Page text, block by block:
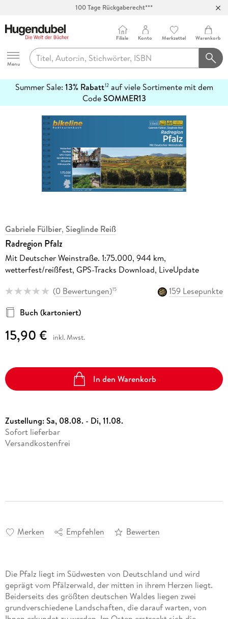
100 Tage Rückgaberecht***
Hugendubel
Menu
Filiale Konto Merkzettel Warenkorb
Summer Sale: 13% Rabatt12auf viele Sortimente mit dem
CodeSOMMER13
erfahren
Gabriele Fülbier, Sieglinde Reiß
Radregion Pfalz
Mit Deutscher Weinstraße. 1:75.000, 944 km,
wetterfest/reißfest, GPS-Tracks Download, LiveUpdate
(0 Bewertungen)15
159 Lesepunkte
Buch (kartoniert)
15,90 € inkl. Mwst.
In den Warenkorb
Zustellung:Sa, 08.08. - Di, 11.08.
Sofort lieferbar
Versandkostenfrei
Merken Empfehlen Bewerten
Die Pfalz liegt im Südwesten von Deutschland und wird
geprägt vom Pfälzerwald, der mitten in ihrem Herzen liegt.
Beiderseits des größten deutschen Waldes liegen zwei
grundverschiedene Landschaften, die darauf warten, von